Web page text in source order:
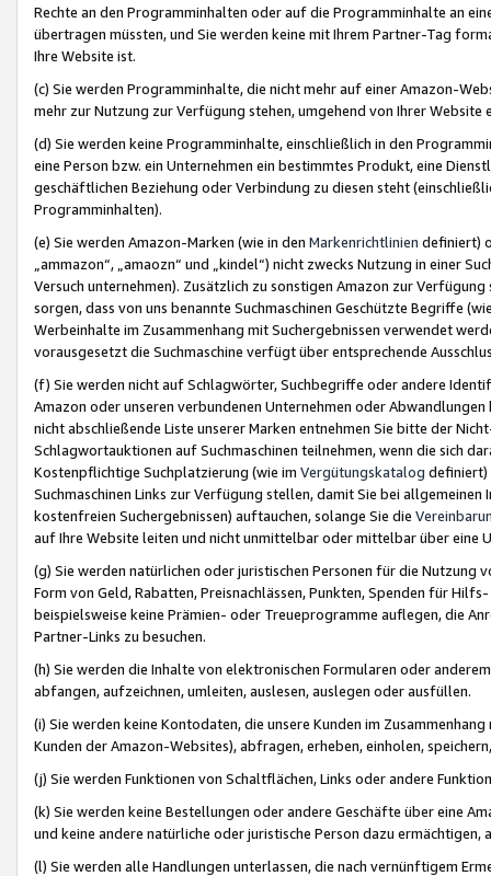
Rechte an den Programminhalten oder auf die Programminhalte an
übertragen müssten, und Sie werden keine mit Ihrem Partner-Tag
Ihre Website ist.
(c) Sie werden Programminhalte, die nicht mehr auf einer Amazon-
mehr zur Nutzung zur Verfügung stehen, umgehend von Ihrer
(d) Sie werden keine Programminhalte, einschließlich in den
eine Person bzw. ein Unternehmen ein bestimmtes Produkt, eine
geschäftlichen Beziehung oder Verbindung zu diesen steht
Programminhalten).
(e) Sie werden Amazon-Marken (wie in den Markenrichtlinien definiert)
„ammazon“, „amaozn“ und „kindel“) nicht zwecks Nutzung in einer
Versuch unternehmen). Zusätzlich zu sonstigen Amazon zur
sorgen, dass von uns benannte Suchmaschinen Geschützte Begriffe
Werbeinhalte im Zusammenhang mit Suchergebnissen verwendet
vorausgesetzt die Suchmaschine verfügt über entsprechende
(f) Sie werden nicht auf Schlagwörter, Suchbegriffe oder andere
Amazon oder unseren verbundenen Unternehmen oder
nicht abschließende Liste unserer Marken entnehmen Sie bitte der
Schlagwortauktionen auf Suchmaschinen teilnehmen, wenn die sich
Kostenpflichtige Suchplatzierung (wie im Vergütungskatalog definiert)
Suchmaschinen Links zur Verfügung stellen, damit Sie bei
kostenfreien Suchergebnissen) auftauchen, solange Sie die
auf Ihre Website leiten und nicht unmittelbar oder mittelbar über eine
(g) Sie werden natürlichen oder juristischen Personen für die Nutzung
Form von Geld, Rabatten, Preisnachlässen, Punkten, Spenden für
beispielsweise keine Prämien- oder Treueprogramme auflegen, die
Partner-Links zu besuchen.
(h) Sie werden die Inhalte von elektronischen Formularen oder
abfangen, aufzeichnen, umleiten, auslesen, auslegen oder ausfüllen.
(i) Sie werden keine Kontodaten, die unsere Kunden im
Kunden der Amazon-Websites), abfragen, erheben, einholen,
(j) Sie werden Funktionen von Schaltflächen, Links oder andere
(k) Sie werden keine Bestellungen oder andere Geschäfte über eine
und keine andere natürliche oder juristische Person dazu
(l) Sie werden alle Handlungen unterlassen, die nach vernünftigem